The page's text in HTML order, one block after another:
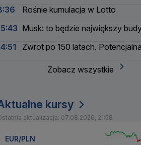
Rośnie kumulacja w Lotto
Musk: to będzie największy
Zwrot po 150 latach.
Zobacz wszystkie
kursy
aktualizacja: 07.08.2026, 21:58
EUR/PLN